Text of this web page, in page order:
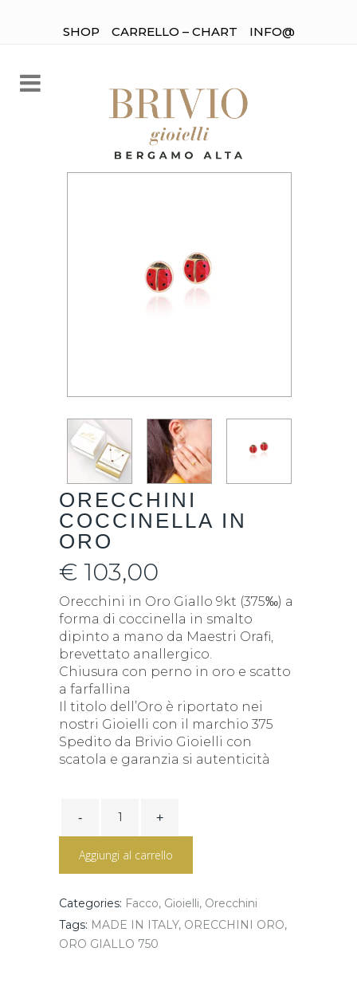
SHOP CARRELLO – CHART INFO@
ORECCHINI
COCCINELLA IN
ORO
€ 103,00
Orecchini in Oro Giallo 9kt (375‰) a
forma di coccinella in smalto
dipinto a mano da Maestri Orafi,
brevettato anallergico.
Chiusura con perno in oro e scatto
a farfallina
Il titolo dell’Oro è riportato nei
nostri Gioielli con il marchio 375
Spedito da Brivio Gioielli con
scatola e garanzia si autenticità
Coccinella
quantity
Aggiungi al carrello
Categories: Facco, Gioielli, Orecchini
Tags: MADE IN ITALY, ORECCHINI ORO,
ORO GIALLO 750